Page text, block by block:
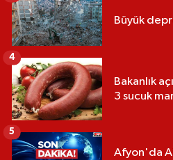
Büyük
Bakanlık
3 sucuk
4
Afyon'da
5